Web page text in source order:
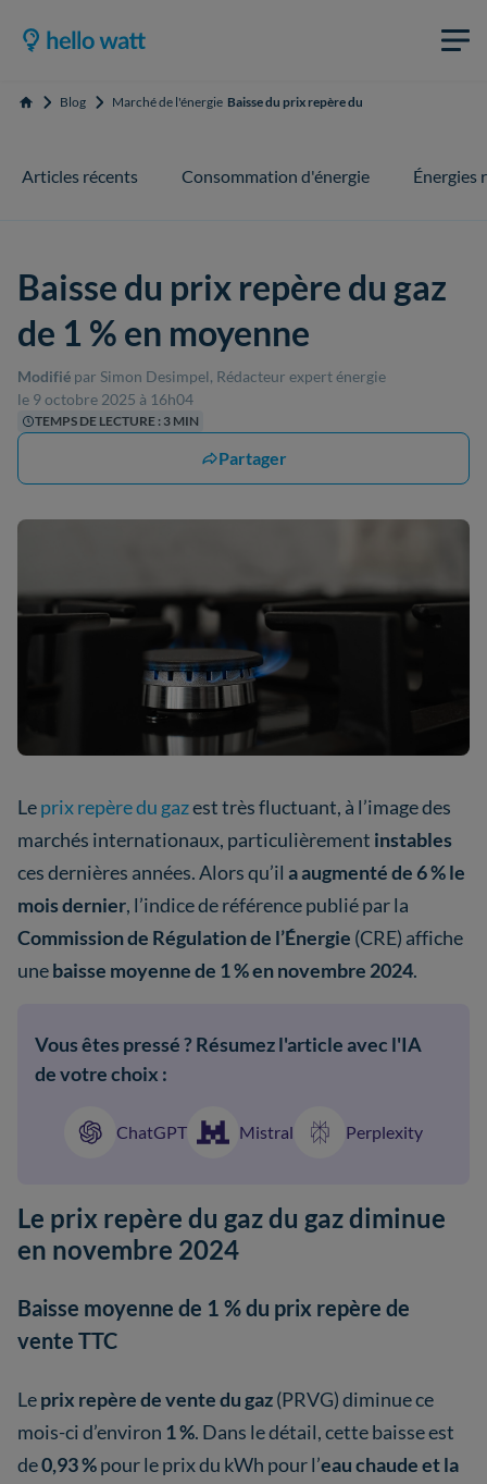
Accueil Blog Marché de l'énergie Baisse du prix repère du gaz de 1 % en
Articles récents Consommation d'énergie Énergies
Baisse du prix repère du gaz
de 1 % en moyenne
Modifié par Simon Desimpel, Rédacteur expert énergie
le 9 octobre 2025 à 16h04
TEMPS DE LECTURE : 3 MIN
Partager
Leprix repère du gazest très fluctuant, à l’image des
marchés internationaux, particulièrement instables
ces dernières années. Alors qu’il a augmenté de 6 %le
mois dernier, l’indice de référence publié par la
Commission de Régulation de l’Énergie (CRE) affiche
unebaisse moyenne de 1 % en novembre 2024.
Vous êtes pressé ? Résumez l'article avec l'IA
de votre choix :
ChatGPT Mistral Perplexity
Le prix repère du gaz du gaz diminue
en novembre 2024
Baisse moyenne de 1 % du prix repère de
vente TTC
Leprix repère de vente du gaz(PRVG) diminue ce
mois-ci d’environ 1 %. Dans le détail, cette baisse est
de0,93 %pour le prix du kWh pour l’eau chaude et la